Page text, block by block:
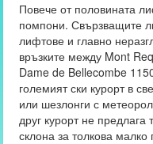
Повече от половината
помпони. Свързващите
лифтове и главно
връзките между Mont
Dame de Bellecombe
големият ски курорт в
или шезлонги с
друг курорт не
склона за толкова малко